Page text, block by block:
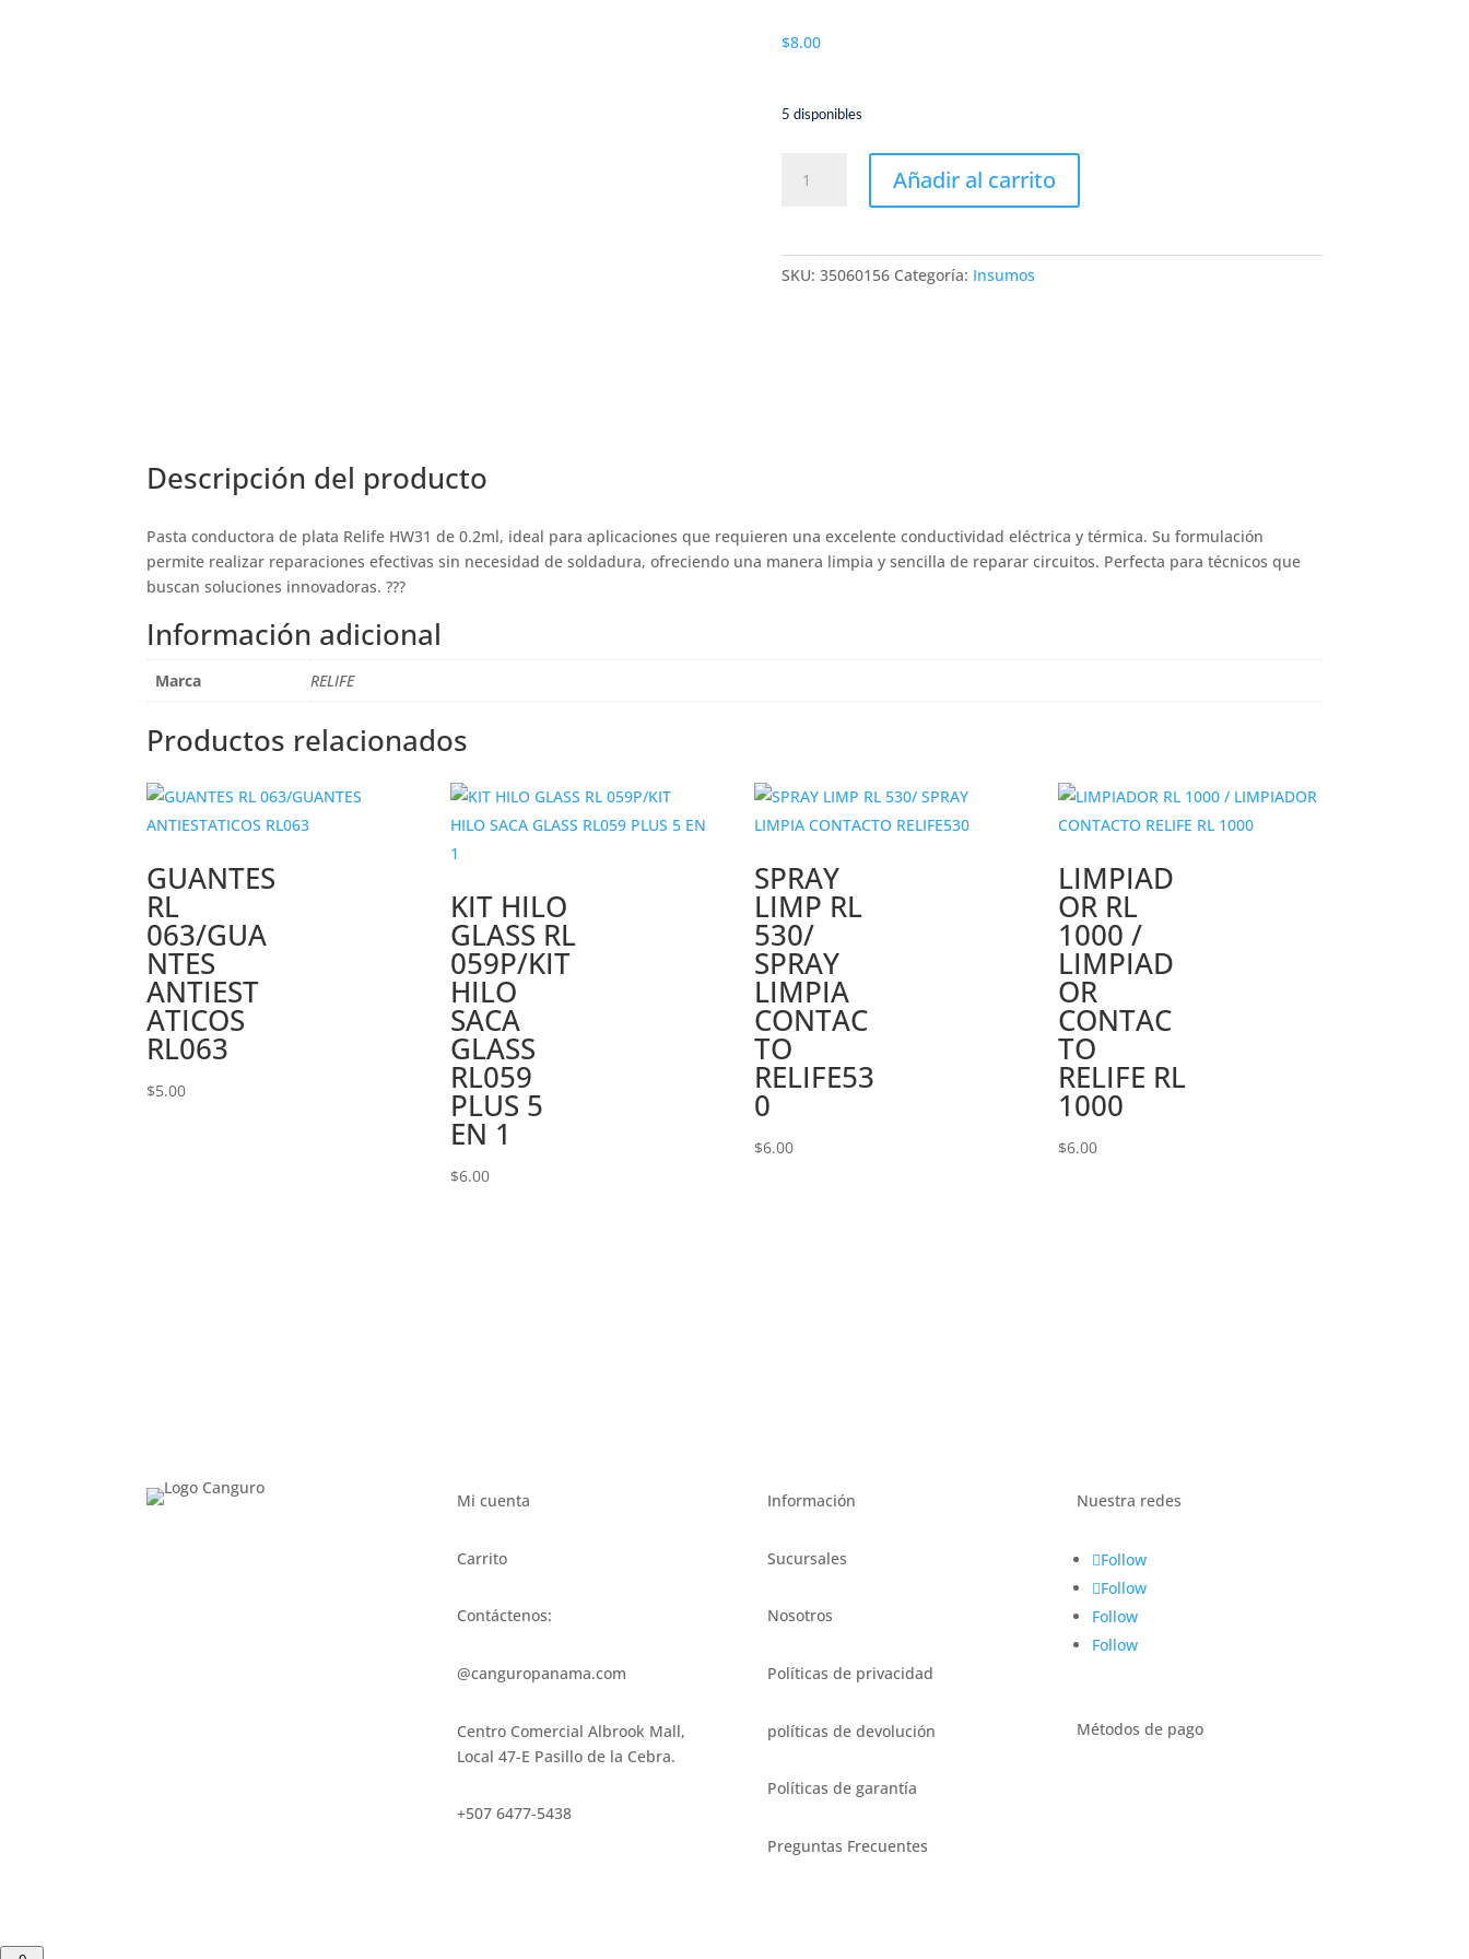
$8.00
5 disponibles
CON
/
Añadir al carrito
SKU: 35060156 Categoría: Insumos
Descripción del producto
Pasta conductora de plata Relife HW31 de 0.2ml, ideal para aplicaciones que requieren una excelente conductividad eléctrica y térmica. Su formulación
permite realizar reparaciones efectivas sin necesidad de soldadura, ofreciendo una manera limpia y sencilla de reparar circuitos. Perfecta para técnicos que
buscan soluciones innovadoras. ???
Información adicional
Marca RELIFE
Productos relacionados
GUANTES
RL
063/GUA
NTES
ANTIEST
ATICOS
RL063
$5.00
KIT HILO
GLASS RL
059P/KIT
HILO
SACA
GLASS
RL059
PLUS 5
EN 1
$6.00
SPRAY
LIMP RL
530/
SPRAY
LIMPIA
CONTAC
TO
RELIFE53
0
$6.00
LIMPIAD
OR RL
1000 /
LIMPIAD
OR
CONTAC
TO
RELIFE RL
1000
$6.00
Mi cuenta
Carrito
Contáctenos:
@canguropanama.com
Centro Comercial Albrook Mall,
Local 47-E Pasillo de la Cebra.
+507 6477-5438
Información
Sucursales
Nosotros
Políticas de privacidad
políticas de devolución
Políticas de garantía
Preguntas Frecuentes
Nuestra redes
Follow
Follow
Follow
Follow
Métodos de pago